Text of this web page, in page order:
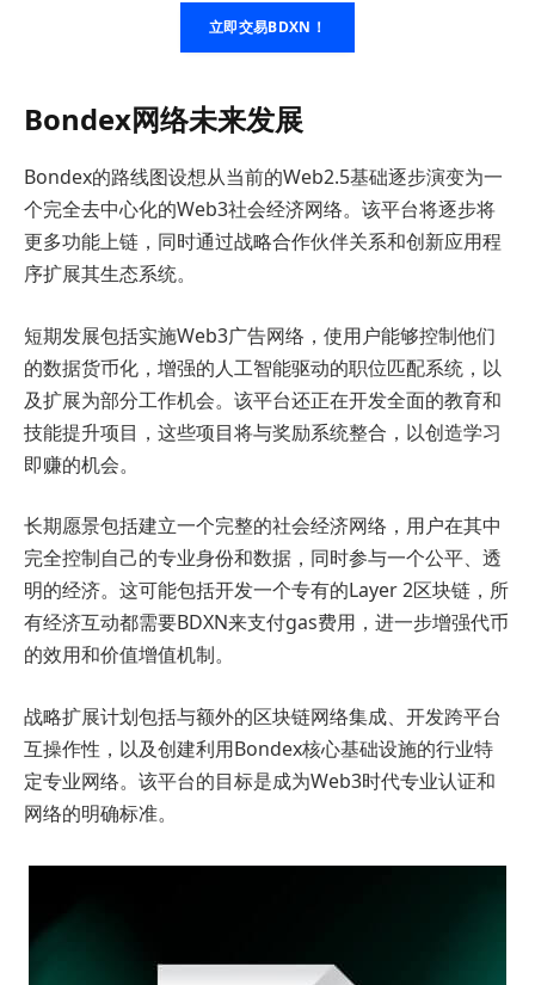
立即交易BDXN！
Bondex网络未来发展
Bondex的路线图设想从当前的Web2.5基础逐步演变为一
个完全去中心化的Web3社会经济网络。该平台将逐步将
更多功能上链，同时通过战略合作伙伴关系和创新应用程
序扩展其生态系统。
短期发展包括实施Web3广告网络，使用户能够控制他们
的数据货币化，增强的人工智能驱动的职位匹配系统，以
及扩展为部分工作机会。该平台还正在开发全面的教育和
技能提升项目，这些项目将与奖励系统整合，以创造学习
即赚的机会。
长期愿景包括建立一个完整的社会经济网络，用户在其中
完全控制自己的专业身份和数据，同时参与一个公平、透
明的经济。这可能包括开发一个专有的Layer 2区块链，所
有经济互动都需要BDXN来支付gas费用，进一步增强代币
的效用和价值增值机制。
战略扩展计划包括与额外的区块链网络集成、开发跨平台
互操作性，以及创建利用Bondex核心基础设施的行业特
定专业网络。该平台的目标是成为Web3时代专业认证和
网络的明确标准。